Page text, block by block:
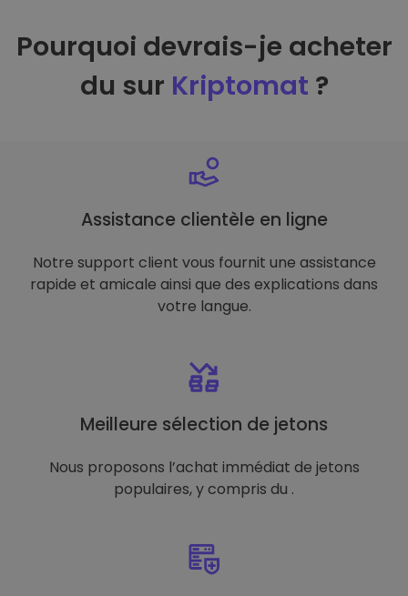
Pourquoi devrais-je acheter
du sur Kriptomat ?
Assistance clientèle en ligne
Notre support client vous fournit une assistance
rapide et amicale ainsi que des explications dans
votre langue.
Meilleure sélection de jetons
Nous proposons l’achat immédiat de jetons
populaires, y compris du .